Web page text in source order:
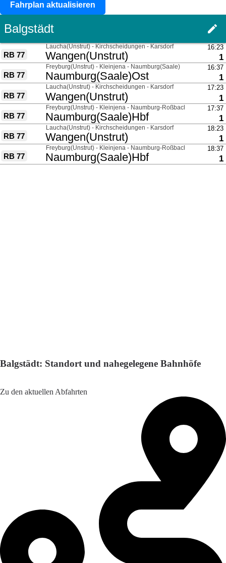
Fahrplan aktualisieren
Balgstädt: Standort und nahegelegene Bahnhöfe
Zu den aktuellen Abfahrten